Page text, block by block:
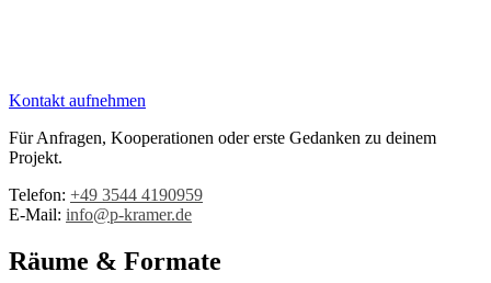
Kontakt aufnehmen
Für Anfragen, Kooperationen oder erste Gedanken zu deinem
Projekt.
Telefon: +49 3544 4190959‬
E-Mail: info@p-kramer.de
Räume & Formate